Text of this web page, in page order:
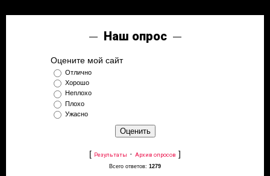
Наш опрос
Оцените мой сайт
Отлично
Хорошо
Неплохо
Плохо
Ужасно
[ Результаты · Архив опросов ]
Всего ответов: 1279